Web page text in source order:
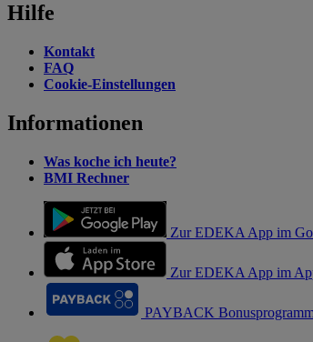
Hilfe
Kontakt
FAQ
Cookie-Einstellungen
Informationen
Was koche ich heute?
BMI Rechner
Zur EDEKA App im
Zur EDEKA App im
PAYBACK